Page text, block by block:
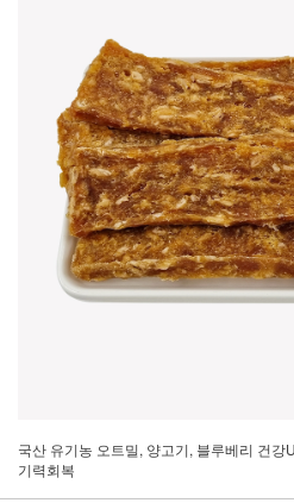
국산 유기농 오트밀, 양고기, 블루베리 건
기력회복